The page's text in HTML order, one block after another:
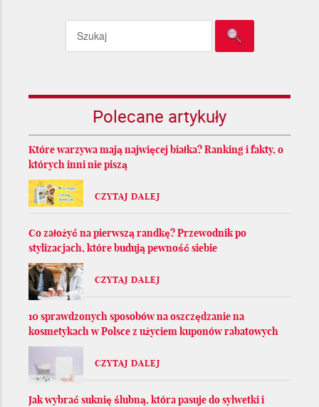
Polecane artykuły
Które warzywa mają najwięcej białka? Ranking i fakty, o
których inni nie piszą
CZYTAJ DALEJ
Co założyć na pierwszą randkę? Przewodnik po
stylizacjach, które budują pewność siebie
CZYTAJ DALEJ
10 sprawdzonych sposobów na oszczędzanie na
kosmetykach w Polsce z użyciem kuponów rabatowych
CZYTAJ DALEJ
Jak wybrać suknię ślubną, która pasuje do sylwetki i